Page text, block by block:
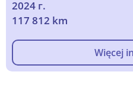
2024 г.
117 812 km
Więcej